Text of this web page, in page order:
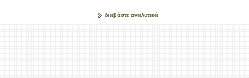
διαβάστε αναλυτικά